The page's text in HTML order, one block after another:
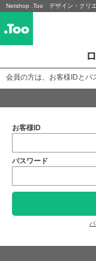
Netshop .Too デザイン・クリ
会員の方は、お客様IDとパ
お客様ID
パスワード